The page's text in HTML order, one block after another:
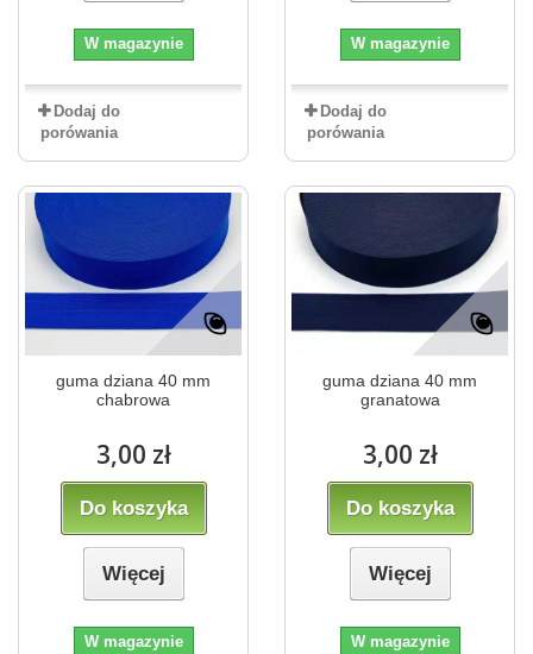
W magazynie
Dodaj do
porówania
W magazynie
Dodaj do
porówania
guma dziana 40 mm
chabrowa
3,00 zł
Do koszyka
Więcej
W magazynie
guma dziana 40 mm
granatowa
3,00 zł
Do koszyka
Więcej
W magazynie